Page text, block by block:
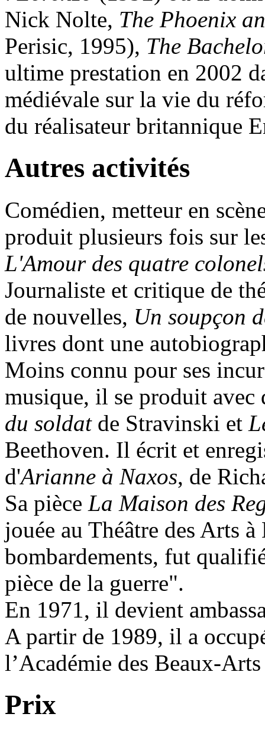
Nick Nolte, The Phoenix
Perisic, 1995), The
ultime prestation en 2002
médiévale sur la vie du
du réalisateur britannique
Autres activités
Comédien, metteur en
produit plusieurs fois sur
L'Amour des quatre
Journaliste et critique de
de nouvelles, Un soupçon
livres dont une
Moins connu pour ses
musique, il se produit avec
du soldatde Stravinski et
Beethoven. Il écrit et
d'Arianne à Naxos, de
Sa pièce La Maison des
jouée au Théâtre des Arts
bombardements, fut
pièce de la guerre".
En 1971, il devient
A partir de 1989, il a
l’Académie des Beaux-
Prix